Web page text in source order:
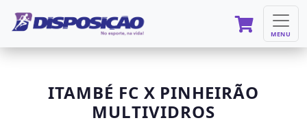
MENU
ITAMBÉ FC X PINHEIRÃO
MULTIVIDROS